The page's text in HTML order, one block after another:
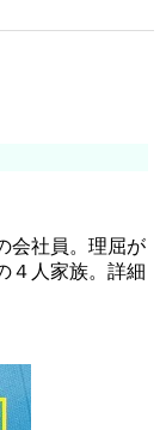
会社員。理屈が
４人家族。詳細